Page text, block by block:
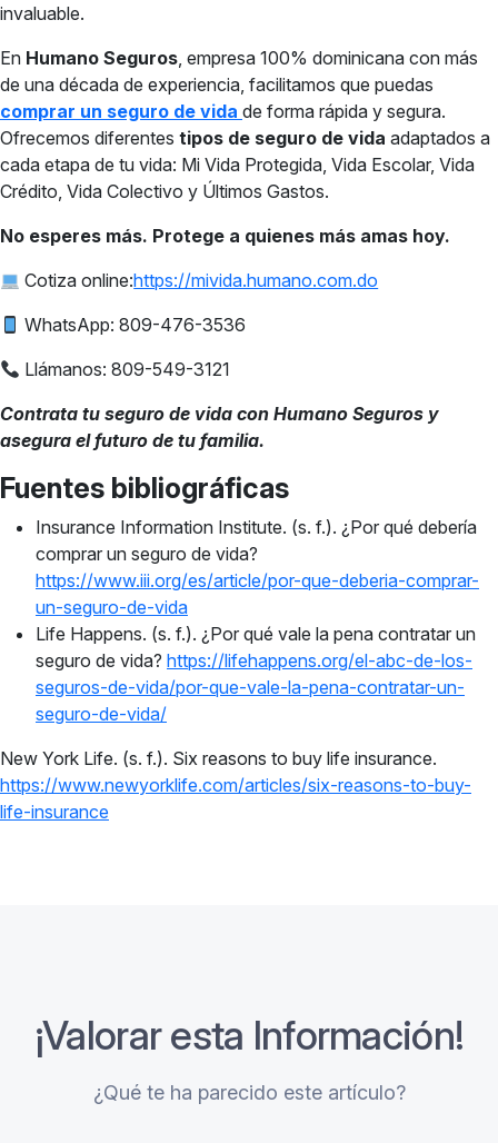
invaluable.
En Humano Seguros, empresa 100% dominicana con más
de una década de experiencia, facilitamos que puedas
comprar un seguro de vida de forma rápida y segura.
Ofrecemos diferentes tipos de seguro de vida adaptados a
cada etapa de tu vida: Mi Vida Protegida, Vida Escolar, Vida
Crédito, Vida Colectivo y Últimos Gastos.
No esperes más. Protege a quienes más amas hoy.
Cotiza online:https://mivida.humano.com.do
WhatsApp: 809-476-3536
Llámanos: 809-549-3121
Contrata tu seguro de vida con Humano Seguros y
asegura el futuro de tu familia.
Fuentes bibliográficas
Insurance Information Institute. (s. f.). ¿Por qué debería
comprar un seguro de vida?
https://www.iii.org/es/article/por-que-deberia-comprar-
un-seguro-de-vida
Life Happens. (s. f.). ¿Por qué vale la pena contratar un
seguro de vida? https://lifehappens.org/el-abc-de-los-
seguros-de-vida/por-que-vale-la-pena-contratar-un-
seguro-de-vida/
New York Life. (s. f.). Six reasons to buy life insurance.
https://www.newyorklife.com/articles/six-reasons-to-buy-
life-insurance
¡Valorar esta Información!
¿Qué te ha parecido este artículo?